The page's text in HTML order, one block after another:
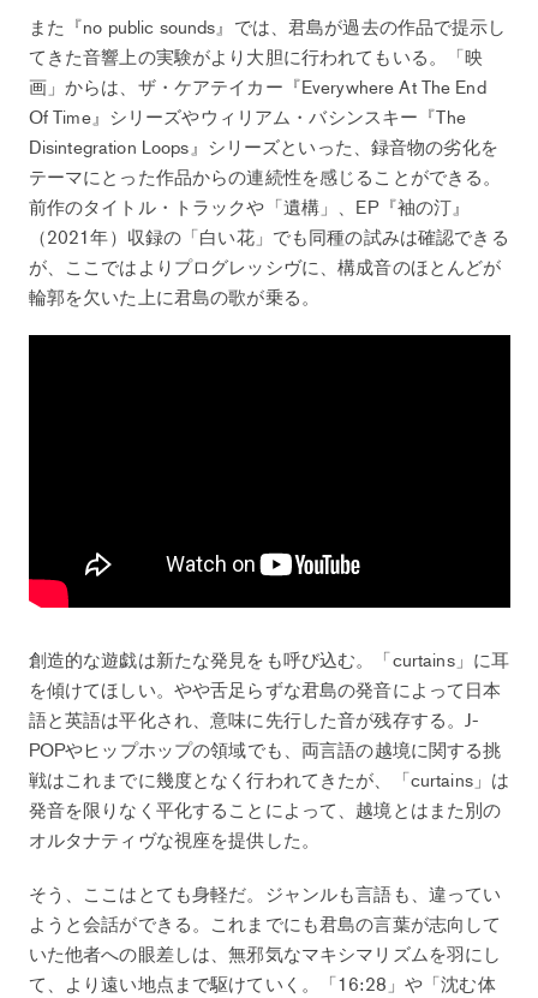
また『no public sounds』では、君島が過去の作品で提示し
てきた音響上の実験がより大胆に行われてもいる。「映
画」からは、ザ・ケアテイカー『Everywhere At The End
Of Time』シリーズやウィリアム・バシンスキー『The
Disintegration Loops』シリーズといった、録音物の劣化を
テーマにとった作品からの連続性を感じることができる。
前作のタイトル・トラックや「遺構」、EP『袖の汀』
（2021年）収録の「白い花」でも同種の試みは確認できる
が、ここではよりプログレッシヴに、構成音のほとんどが
輪郭を欠いた上に君島の歌が乗る。
創造的な遊戯は新たな発見をも呼び込む。「curtains」に耳
を傾けてほしい。やや舌足らずな君島の発音によって日本
語と英語は平化され、意味に先行した音が残存する。J-
POPやヒップホップの領域でも、両言語の越境に関する挑
戦はこれまでに幾度となく行われてきたが、「curtains」は
発音を限りなく平化することによって、越境とはまた別の
オルタナティヴな視座を提供した。
そう、ここはとても身軽だ。ジャンルも言語も、違ってい
ようと会話ができる。これまでにも君島の言葉が志向して
いた他者への眼差しは、無邪気なマキシマリズムを羽にし
て、より遠い地点まで駆けていく。「16:28」や「沈む体